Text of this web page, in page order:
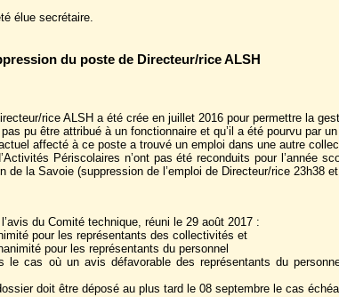
élue secrétaire.
du poste de Directeur/rice ALSH
rice ALSH a été crée en juillet 2016 pour permettre la
pu être attribué à un fonctionnaire et qu’il a été pourvu par
affecté à ce poste a trouvé un emploi dans une autre
Périscolaires n’ont pas été reconduits pour l’année
de la Savoie (suppression de l’emploi de Directeur/rice 23h38
du Comité technique, réuni le 29 août 2017 :
pour les représentants des collectivités et
pour les représentants du personnel
le cas où un avis défavorable des représentants du
doit être déposé au plus tard le 08 septembre le cas